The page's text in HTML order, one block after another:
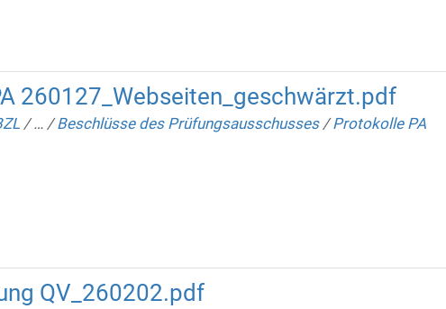
260127_Webseiten_geschwärzt.pdf
/… /Beschlüsse des Prüfungsausschusses /Protokolle PA
QV_260202.pdf